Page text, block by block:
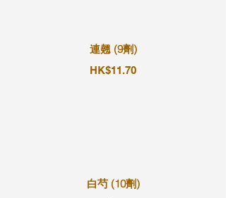
連翹 (9劑)
HK$11.70
白芍 (10劑)